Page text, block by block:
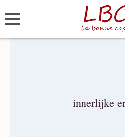
naar
innerlijke